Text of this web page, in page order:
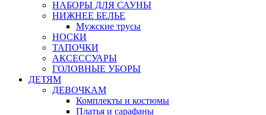
НАБОРЫ ДЛЯ САУНЫ
НИЖНЕЕ БЕЛЬЕ
Мужские трусы
НОСКИ
ТАПОЧКИ
АКСЕССУАРЫ
ГОЛОВНЫЕ УБОРЫ
ДЕТЯМ
ДЕВОЧКАМ
Комплекты и костюмы
Платья и сарафаны